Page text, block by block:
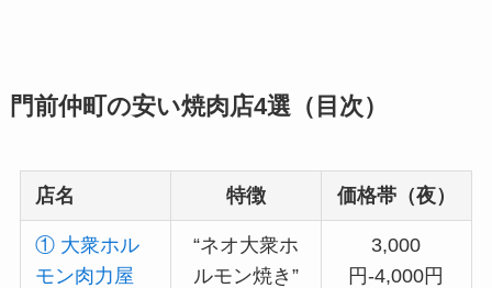
門前仲町の安い焼肉店4選（目次）
店名 特徴 価格帯（夜）
① 大衆ホル
モン肉力屋
“ネオ大衆ホ
ルモン焼き”
3,000
円-4,000円